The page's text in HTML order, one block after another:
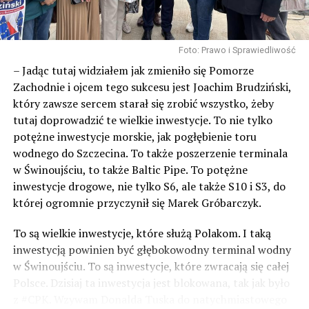
Stanisława Staszica w Kamieniu Pomorskim – 620 pkt.
III miejsce – Zespół Szkół Ponadpodstawowych w
IV miejsce – Zespół Szkół Ponadpodstawowych w
Benicach – 263 pkt.
Wszystkie zespoły z rąk pana Marka Szymańskiego,
Powiatowego Koordynatora Imprez Sportowych w
Kamieniu Pomorskim otrzymały pamiątkowe dyplomy
oraz puchary ufundowane przez Starostwo Powiatowe
w Kamieniu Pomorskim.
Dziękujemy za pomoc w organizacji zawodów pani
oraz zawodnikom Uczniowskiego Klubu Sportowego
Herkules w Kamieniu Pomorskim.
Foto: Prawo i Sprawiedliwość
– Jadąc tutaj widziałem jak zmieniło się Pomorze
Zachodnie i ojcem tego sukcesu jest Joachim Brudziński,
który zawsze sercem starał się zrobić wszystko, żeby
tutaj doprowadzić te wielkie inwestycje. To nie tylko
potężne inwestycje morskie, jak pogłębienie toru
wodnego do Szczecina. To także poszerzenie terminala
w Świnoujściu, to także Baltic Pipe. To potężne
inwestycje drogowe, nie tylko S6, ale także S10 i S3, do
której ogromnie przyczynił się Marek Gróbarczyk.
To są wielkie inwestycje, które służą Polakom. I taką
inwestycją powinien być głębokowodny terminal wodny
w Świnoujściu. To są inwestycje, które zwracają się całej
Polsce. Dzisiaj ta inwestycja jest blokowana, tak jak było